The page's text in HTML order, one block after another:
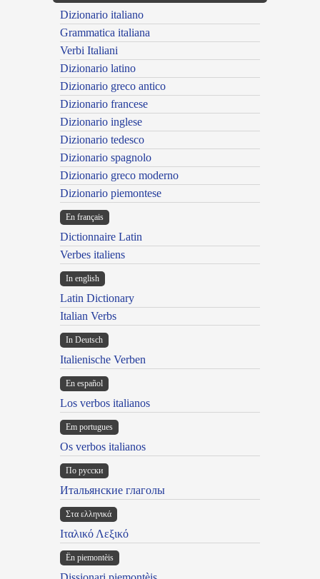
Dizionario italiano
Grammatica italiana
Verbi Italiani
Dizionario latino
Dizionario greco antico
Dizionario francese
Dizionario inglese
Dizionario tedesco
Dizionario spagnolo
Dizionario greco moderno
Dizionario piemontese
En français
Dictionnaire Latin
Verbes italiens
In english
Latin Dictionary
Italian Verbs
In Deutsch
Italienische Verben
En español
Los verbos italianos
Em portugues
Os verbos italianos
По русски
Итальянские глаголы
Στα ελληνικά
Ιταλικό Λεξικό
Ën piemontèis